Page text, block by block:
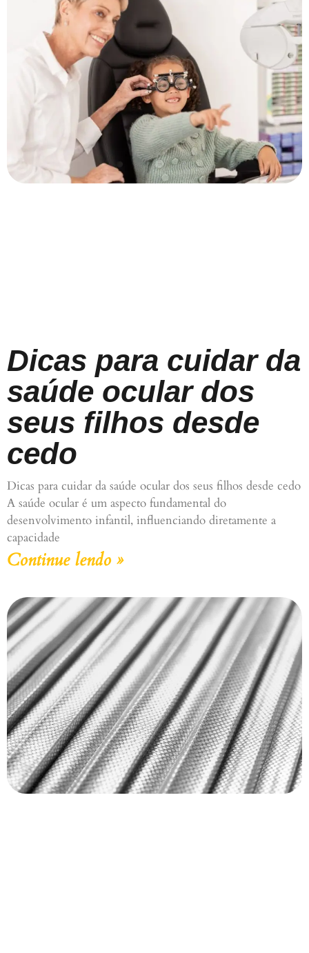
Dicas para cuidar da
saúde ocular dos
seus filhos desde
cedo
Dicas para cuidar da saúde ocular dos seus filhos desde cedo
A saúde ocular é um aspecto fundamental do
desenvolvimento infantil, influenciando diretamente a
capacidade
Continue lendo »